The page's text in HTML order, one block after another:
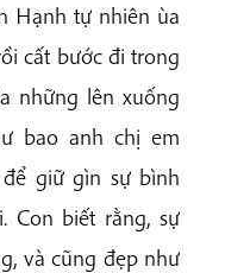
Hạnh tự nhiên ùa
cất bước đi trong
những lên xuống
bao anh chị em
giữ gìn sự bình
Con biết rằng, sự
và cũng đẹp như